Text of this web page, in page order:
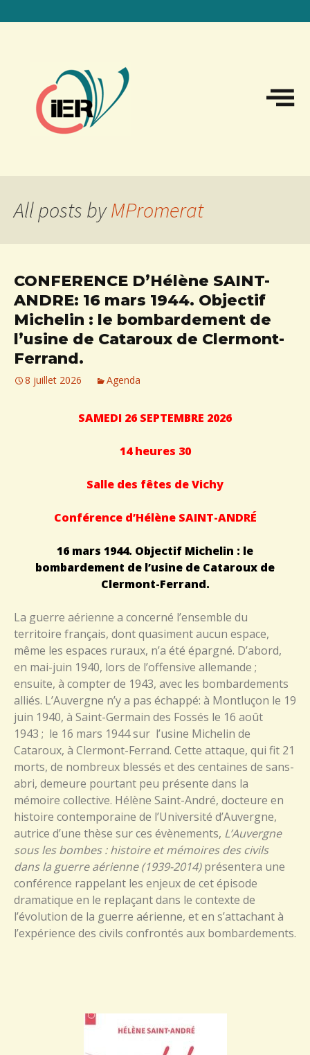
to
All posts byMPromerat
CONFERENCE D’Hélène SAINT-
ANDRE: 16 mars 1944. Objectif
Michelin : le bombardement de
l’usine de Cataroux de Clermont-
Ferrand.
8 juillet 2026 Agenda
SAMEDI 26 SEPTEMBRE 2026
14 heures 30
Salle des fêtes de Vichy
Conférence d’Hélène SAINT-ANDRÉ
16 mars 1944. Objectif Michelin : le
bombardement de l’usine de Cataroux de
Clermont-Ferrand.
La guerre aérienne a concerné l’ensemble du
territoire français, dont quasiment aucun espace,
même les espaces ruraux, n’a été épargné. D’abord,
en mai-juin 1940, lors de l’offensive allemande ;
ensuite, à compter de 1943, avec les bombardements
alliés. L’Auvergne n’y a pas échappé: à Montluçon le 19
juin 1940, à Saint-Germain des Fossés le 16 août
1943 ; le 16 mars 1944 sur l’usine Michelin de
Cataroux, à Clermont-Ferrand. Cette attaque, qui fit 21
morts, de nombreux blessés et des centaines de sans-
abri, demeure pourtant peu présente dans la
mémoire collective. Hélène Saint-André, docteure en
histoire contemporaine de l’Université d’Auvergne,
autrice d’une thèse sur ces évènements, L’Auvergne
sous les bombes : histoire et mémoires des civils
dans la guerre aérienne (1939-2014)présentera une
conférence rappelant les enjeux de cet épisode
dramatique en le replaçant dans le contexte de
l’évolution de la guerre aérienne, et en s’attachant à
l’expérience des civils confrontés aux bombardements.